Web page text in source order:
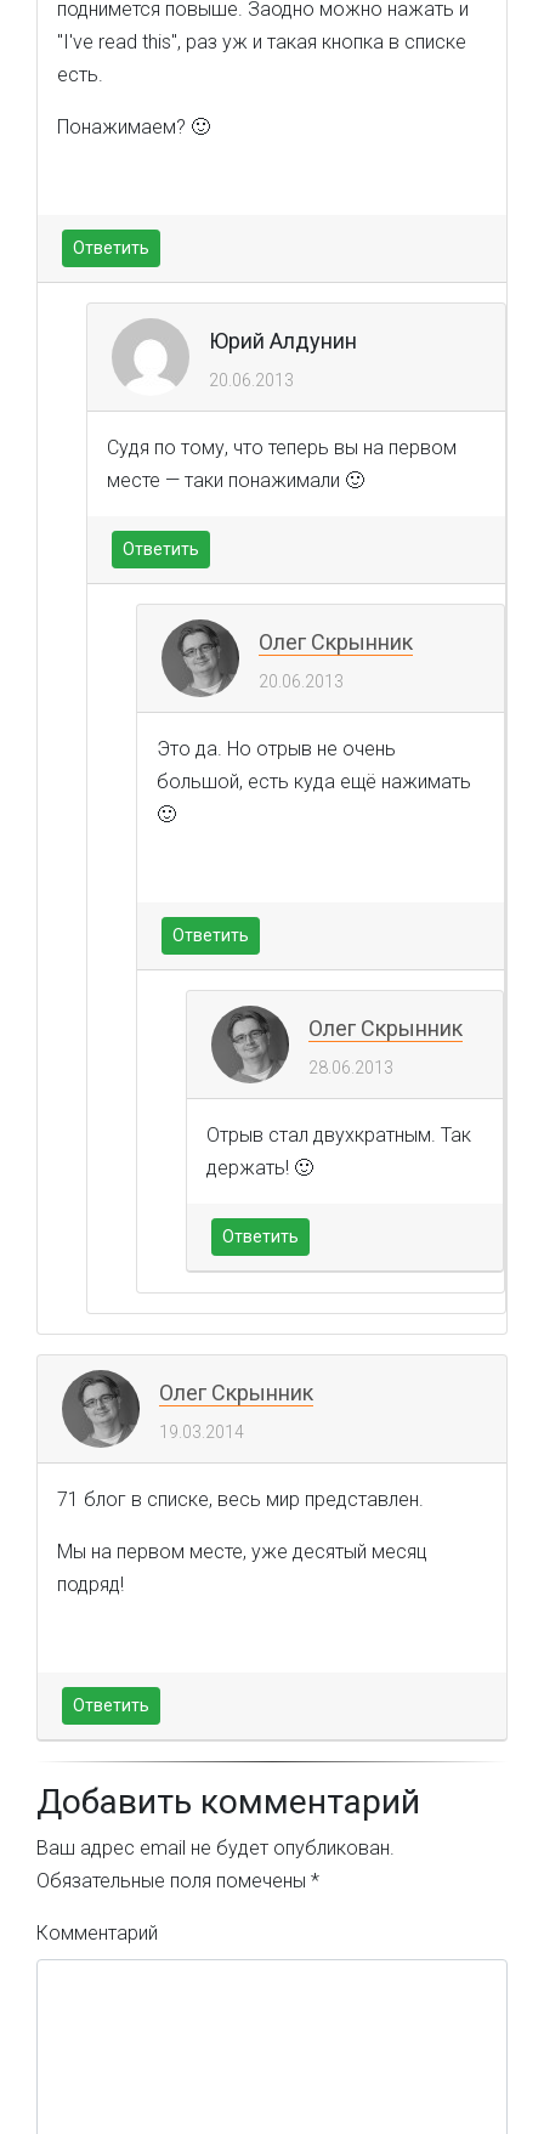
поднимется повыше. Заодно можно нажать и
"I've read this", раз уж и такая кнопка в списке
есть.
Понажимаем? 🙂
Ответить
Юрий Алдунин
20.06.2013
Судя по тому, что теперь вы на первом
месте — таки понажимали 🙂
Ответить
Олег Скрынник
20.06.2013
Это да. Но отрыв не очень
большой, есть куда ещё нажимать
🙂
Ответить
Олег Скрынник
28.06.2013
Отрыв стал двухкратным. Так
держать! 🙂
Ответить
Олег Скрынник
19.03.2014
71 блог в списке, весь мир представлен.
Мы на первом месте, уже десятый месяц
подряд!
Ответить
Добавить комментарий
Ваш адрес email не будет опубликован.
Обязательные поля помечены *
Комментарий